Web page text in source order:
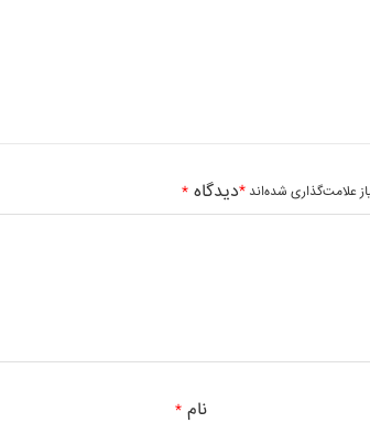
علامت‌گذاری شده‌اند *دیدگاه *
نام*